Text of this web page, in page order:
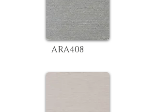
ARA408